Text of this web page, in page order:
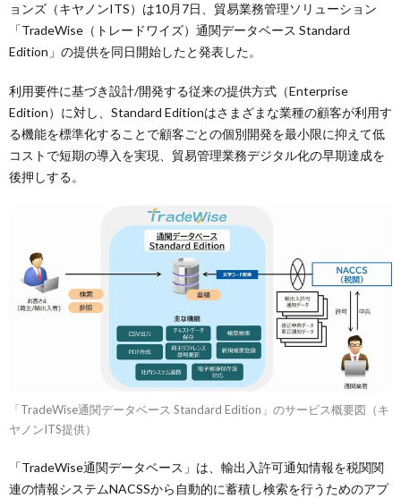
ョンズ（キヤノンITS）は10月7日、貿易業務管理ソリューション
「TradeWise（トレードワイズ）通関データベース Standard
Edition」の提供を同日開始したと発表した。
利用要件に基づき設計/開発する従来の提供方式（Enterprise
Edition）に対し、Standard Editionはさまざまな業種の顧客が利用す
る機能を標準化することで顧客ごとの個別開発を最小限に抑えて低
コストで短期の導入を実現、貿易管理業務デジタル化の早期達成を
後押しする。
「TradeWise通関データベース Standard Edition」のサービス概要図（キ
ヤノンITS提供）
「TradeWise通関データベース」は、輸出入許可通知情報を税関関
連の情報システムNACSSから自動的に蓄積し検索を行うためのアプ